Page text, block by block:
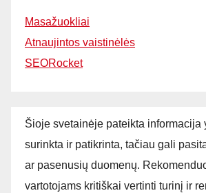
Masažuokliai
Atnaujintos vaistinėlės
SEORocket
Šioje svetainėje pateikta informacija
surinkta ir patikrinta, tačiau gali
ar pasenusių duomenų.
vartotojams kritiškai vertinti turinį ir